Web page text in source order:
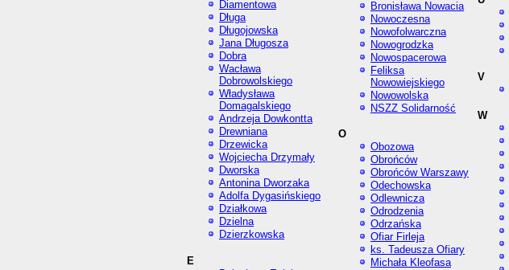
Diamentowa
Długa
Długojowska
Jana Długosza
Dobra
Wacława
Dobrowolskiego
Władysława
Domagalskiego
Andrzeja Dowkontta
Drewniana
Drzewicka
Wojciecha Drzymały
Dworska
Antonina Dworzaka
Adolfa Dygasińskiego
Działkowa
Dzielna
Dzierzkowska
E
Bronisława Nowacia
Nowoczesna
Nowofolwarczna
Nowogrodzka
Nowospacerowa
Feliksa
Nowowiejskiego
Nowowolska
NSZZ Solidarność
O
Obozowa
Obrońców
Obrońców Warszawy
Odechowska
Odlewnicza
Odrodzenia
Odrzańska
Ofiar Firleja
ks. Tadeusza Ofiary
Michała Kleofasa
V
W